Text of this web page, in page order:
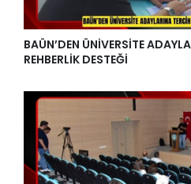
BAÜN’DEN ÜNİVERSİTE
REHBERLİK DESTEĞİ